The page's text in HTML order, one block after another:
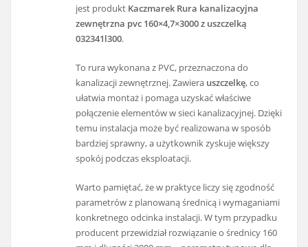
jest produkt Kaczmarek Rura kanalizacyjna
zewnętrzna pvc 160×4,7×3000 z uszczelką
032341l300.
To rura wykonana z PVC, przeznaczona do
kanalizacji zewnętrznej. Zawiera uszczelkę, co
ułatwia montaż i pomaga uzyskać właściwe
połączenie elementów w sieci kanalizacyjnej. Dzięki
temu instalacja może być realizowana w sposób
bardziej sprawny, a użytkownik zyskuje większy
spokój podczas eksploatacji.
Warto pamiętać, że w praktyce liczy się zgodność
parametrów z planowaną średnicą i wymaganiami
konkretnego odcinka instalacji. W tym przypadku
producent przewidział rozwiązanie o średnicy 160